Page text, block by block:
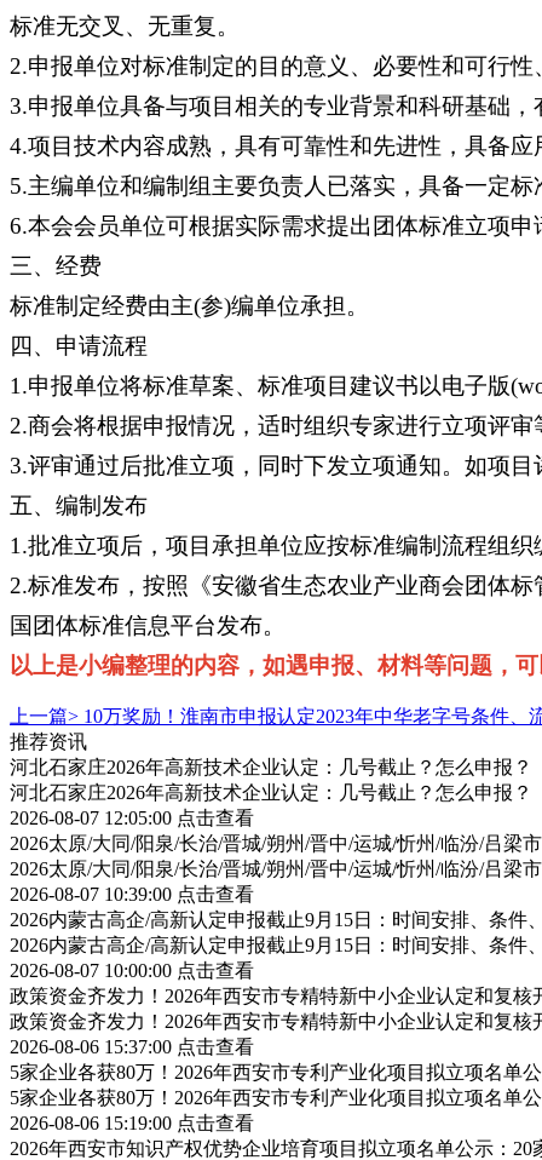
标准无交叉、无重复。
2.申报单位对标准制定的目的意义、必要性和可行
3.申报单位具备与项目相关的专业背景和科研基础
4.项目技术内容成熟，具有可靠性和先进性，具备应
5.主编单位和编制组主要负责人已落实，具备一定
6.本会会员单位可根据实际需求提出团体标准立项
三、经费
标准制定经费由主(参)编单位承担。
四、申请流程
1.申报单位将标准草案、标准项目建议书以电子版
2.商会将根据申报情况，适时组织专家进行立项评审
3.评审通过后批准立项，同时下发立项通知。如项
五、编制发布
1.批准立项后，项目承担单位应按标准编制流程组
2.标准发布，按照《安徽省生态农业产业商会团体
国团体标准信息平台发布。
以上是小编整理的内容，如遇申报、材料等问题，
上一篇> 10万奖励！淮南市申报认定2023年中华老字号条件、
推荐资讯
河北石家庄2026年高新技术企业认定：几号截止？怎么申报？
河北石家庄2026年高新技术企业认定：几号截止？怎么申报？
2026-08-07 12:05:00 点击查看
2026太原/大同/阳泉/长治/晋城/朔州/晋中/运城/忻州/临汾/吕梁
2026太原/大同/阳泉/长治/晋城/朔州/晋中/运城/忻州/临汾/吕梁
2026-08-07 10:39:00 点击查看
2026内蒙古高企/高新认定申报截止9月15日：时间安排、条件
2026内蒙古高企/高新认定申报截止9月15日：时间安排、条件
2026-08-07 10:00:00 点击查看
政策资金齐发力！2026年西安市专精特新中小企业认定和复
政策资金齐发力！2026年西安市专精特新中小企业认定和复
2026-08-06 15:37:00 点击查看
5家企业各获80万！2026年西安市专利产业化项目拟立项名单
5家企业各获80万！2026年西安市专利产业化项目拟立项名单
2026-08-06 15:19:00 点击查看
2026年西安市知识产权优势企业培育项目拟立项名单公示：